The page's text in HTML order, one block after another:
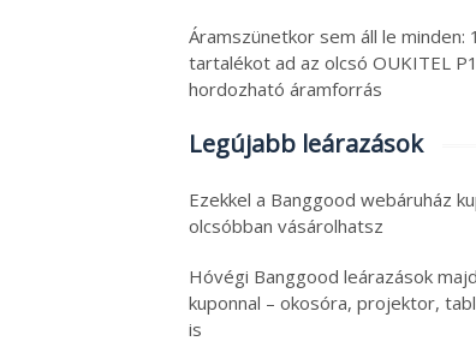
Áramszünetkor sem áll le minden:
tartalékot ad az olcsó OUKITEL
hordozható áramforrás
Legújabb leárazások
Ezekkel a Banggood webáruház
olcsóbban vásárolhatsz
Hóvégi Banggood leárazások
kuponnal – okosóra, projektor,
is